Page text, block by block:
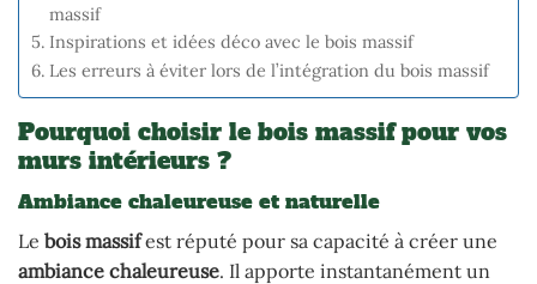
massif
Inspirations et idées déco avec le bois massif
Les erreurs à éviter lors de l’intégration du bois massif
Pourquoi choisir le bois massif pour vos
murs intérieurs ?
Ambiance chaleureuse et naturelle
Le bois massifest réputé pour sa capacité à créer une
ambiance chaleureuse. Il apporte instantanément un